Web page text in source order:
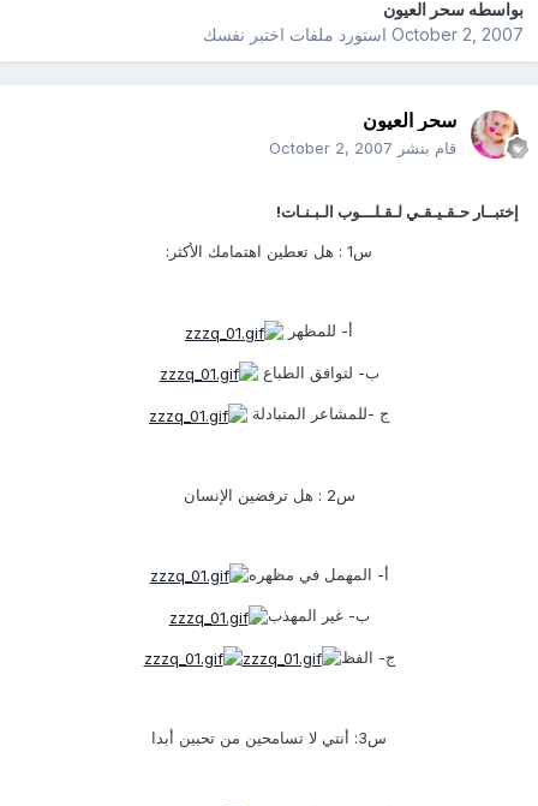
بواسطهسحر العيون
October 2, 2007استورد ملفات اختبر نفسك
سحر العيون
قام بنشر October 2, 2007
إختبــار حـقـيـقـي لـقـلـــوب الـبـنـات!
س1 : هل تعطين اهتمامك الأكثر:
أ- للمظهر
ب- لتوافق الطباع
ج -للمشاعر المتبادلة
س2 : هل ترفضين الإنسان
أ- المهمل في مظهره
ب- غير المهذب
ج- الفظ
س3: أنتي لا تسامحين من تحبين أبدا